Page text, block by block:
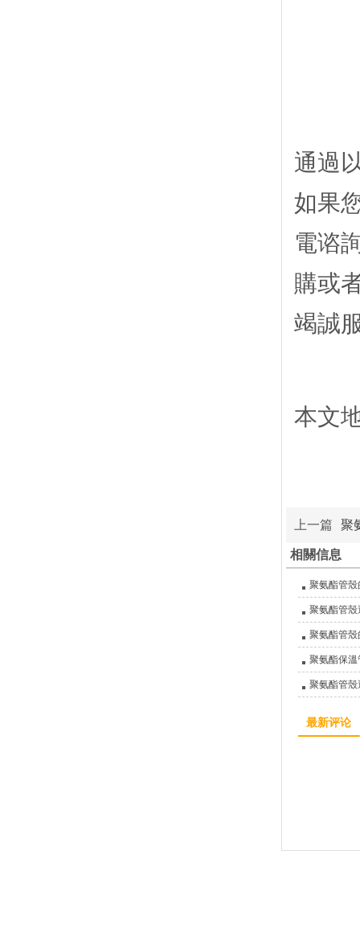
通過
如果
電谘
購或
竭誠
本文
上一篇 聚
相關信息
聚氨酯管
聚氨酯管
聚氨酯管
聚氨酯保
聚氨酯管
最新评论